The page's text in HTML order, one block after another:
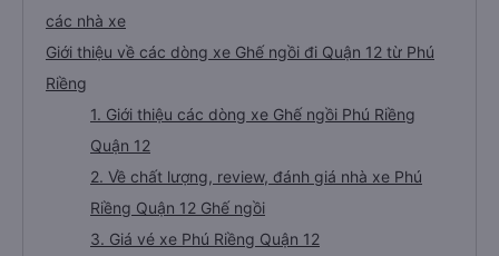
các nhà xe
Giới thiệu về các dòng xe Ghế ngồi đi Quận 12 từ Phú
Riềng
1. Giới thiệu các dòng xe Ghế ngồi Phú Riềng
Quận 12
2. Về chất lượng, review, đánh giá nhà xe Phú
Riềng Quận 12 Ghế ngồi
3. Giá vé xe Phú Riềng Quận 12